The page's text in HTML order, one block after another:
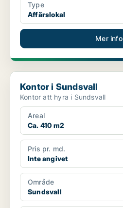
Type
Affärslokal
Mer info
Kontor i Sundsvall
Kontor i Sundsvall
Kontor att hyra i Sundsvall
Areal
Ca. 410 m2
Pris pr. md.
Inte angivet
Område
Sundsvall